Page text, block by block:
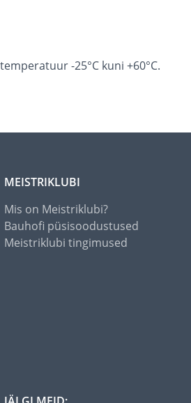
-25°C kuni +60°C.
MEISTRIKLUBI
Mis on Meistriklubi?
Bauhofi püsisoodustused
Meistriklubi tingimused